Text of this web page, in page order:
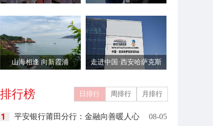
山海相逢 向新霞浦
走进中国·西安哈萨克斯
排行榜 日排行 周排行 月排行
平安银行莆田分行：金融向善暖人心 08-05